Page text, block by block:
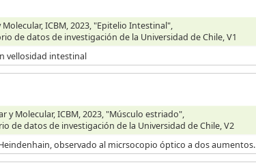
ICBM, 2023, "Epitelio Intestinal",
de datos de investigación de la Universidad de Chile, V1
vellosidad intestinal
y Molecular, ICBM, 2023, "Músculo estriado",
de datos de investigación de la Universidad de Chile, V2
observado al micrsocopio óptico a dos aumentos.